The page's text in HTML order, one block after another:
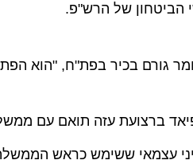
הביטחון של הרש"פ.
גורם בכיר בפת"ח, "הוא
ברצועת עזה תואם עם ממשל